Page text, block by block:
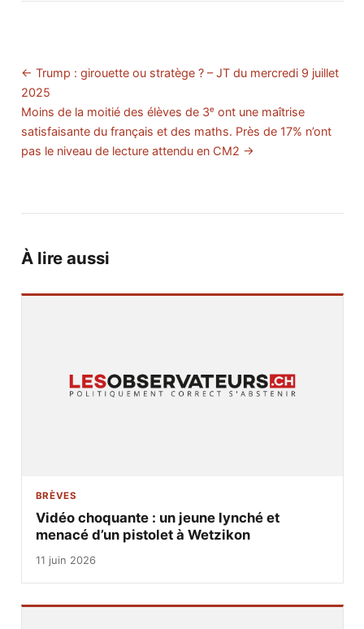
← Trump : girouette ou stratège ? – JT du mercredi 9 juillet
2025
Moins de la moitié des élèves de 3ᵉ ont une maîtrise
satisfaisante du français et des maths. Près de 17% n’ont
pas le niveau de lecture attendu en CM2 →
À lire aussi
BRÈVES
Vidéo choquante : un jeune lynché et
menacé d’un pistolet à Wetzikon
11 juin 2026